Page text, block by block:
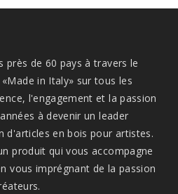
près de 60 pays à travers le
in Italy» sur tous les
l'engagement et la passion
à devenir un leader
d'articles en bois pour artistes.
produit qui vous accompagne
vous imprégnant de la passion